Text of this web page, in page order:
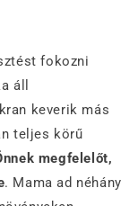
fokozni
áll
keverik más
teljes körű
megfelelőt,
. Mama ad néhány